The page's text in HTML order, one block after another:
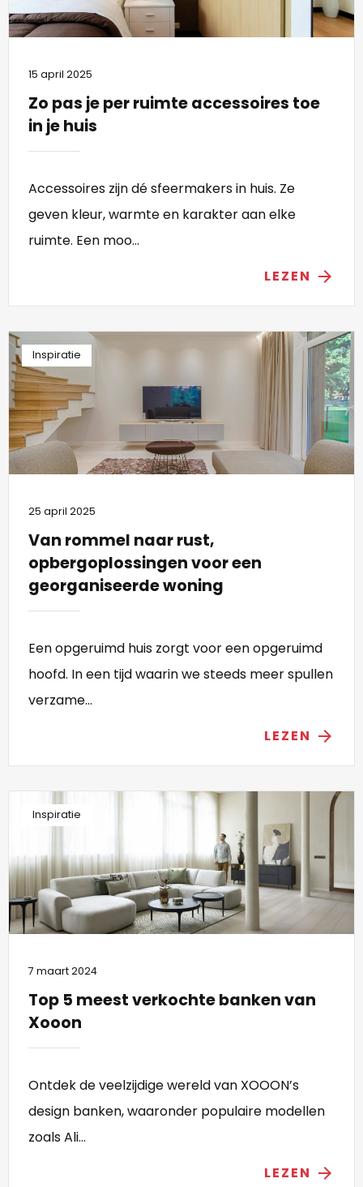
15 april 2025
Zo pas je per ruimte accessoires toe
in je huis
Accessoires zijn dé sfeermakers in huis. Ze
geven kleur, warmte en karakter aan elke
ruimte. Een moo...
LEZEN arrow_forward
Inspiratie
25 april 2025
Van rommel naar rust,
opbergoplossingen voor een
georganiseerde woning
Een opgeruimd huis zorgt voor een opgeruimd
hoofd. In een tijd waarin we steeds meer spullen
verzame...
LEZEN arrow_forward
Inspiratie
7 maart 2024
Top 5 meest verkochte banken van
Xooon
Ontdek de veelzijdige wereld van XOOON’s
design banken, waaronder populaire modellen
zoals Ali...
LEZEN arrow_forward